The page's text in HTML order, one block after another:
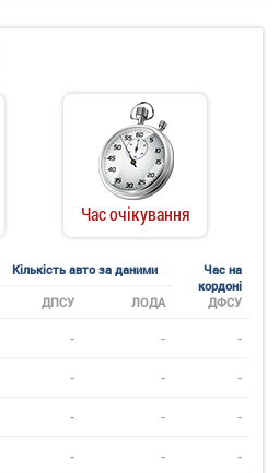
Час очікування
Кількість авто за даними
Час на
кордоні
ДФСУ
ДПСУ ЛОДА
- - -
- - -
- - -
- - -